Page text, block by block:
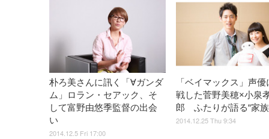
朴ろ美さんに訊く「∀ガンダ
ム」ロラン・セアック、そ
して富野由悠季監督の出会
い
2014.12.5 Fri 17:00
「ベイマックス」声優
戦した菅野美穂×小泉
郎 ふたりが語る“家族
2014.12.25 Thu 9:34